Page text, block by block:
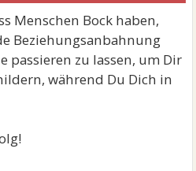
Menschen Bock haben,
Beziehungsanbahnung
passieren zu lassen, um Dir
während Du Dich in